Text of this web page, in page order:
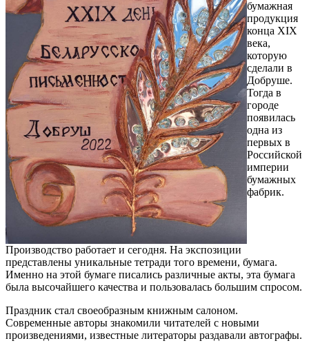
бумажная
продукция
конца XIX
века,
которую
сделали в
Добруше.
Тогда в
городе
появилась
одна из
первых в
Российской
империи
бумажных
фабрик.
Производство работает и сегодня. На экспозиции
представлены уникальные тетради того времени, бумага.
Именно на этой бумаге писались различные акты, эта бумага
была высочайшего качества и пользовалась большим спросом.
Праздник стал своеобразным книжным салоном.
Современные авторы знакомили читателей с новыми
произведениями, известные литераторы раздавали автографы.